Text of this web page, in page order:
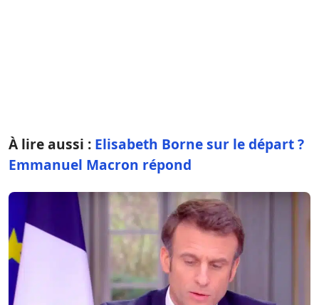
À lire aussi : Elisabeth Borne sur le départ ?
Emmanuel Macron répond